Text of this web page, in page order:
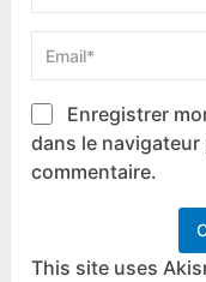
Enregistrer
dans le
commentaire.
This site uses